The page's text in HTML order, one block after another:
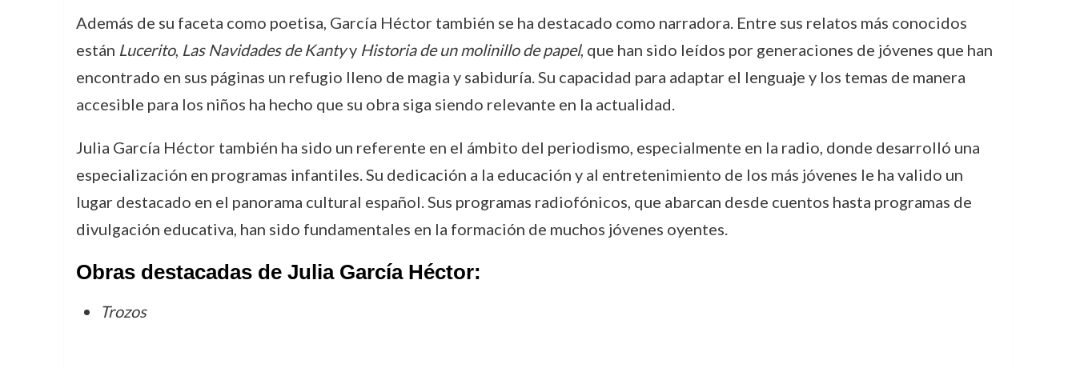
Además de su faceta como poetisa, García Héctor también se ha destacado como narradora. Entre sus relatos más conocidos
están Lucerito, Las Navidades de Kantyy Historia de un molinillo de papel, que han sido leídos por generaciones de jóvenes que han
encontrado en sus páginas un refugio lleno de magia y sabiduría. Su capacidad para adaptar el lenguaje y los temas de manera
accesible para los niños ha hecho que su obra siga siendo relevante en la actualidad.
Julia García Héctor también ha sido un referente en el ámbito del periodismo, especialmente en la radio, donde desarrolló una
especialización en programas infantiles. Su dedicación a la educación y al entretenimiento de los más jóvenes le ha valido un
lugar destacado en el panorama cultural español. Sus programas radiofónicos, que abarcan desde cuentos hasta programas de
divulgación educativa, han sido fundamentales en la formación de muchos jóvenes oyentes.
Obras destacadas de Julia García Héctor:
Trozos